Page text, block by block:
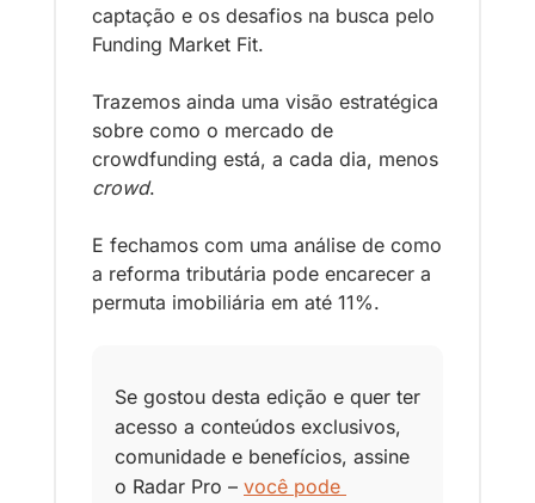
captação e os desafios na busca pelo
Funding Market Fit.
Trazemos ainda uma visão estratégica
sobre como o mercado de
crowd.
E fechamos com uma análise de como
a reforma tributária pode encarecer a
permuta imobiliária em até 11%.
Se gostou desta edição e quer ter
acesso a conteúdos exclusivos,
comunidade e benefícios, assine
o Radar Pro – você pode